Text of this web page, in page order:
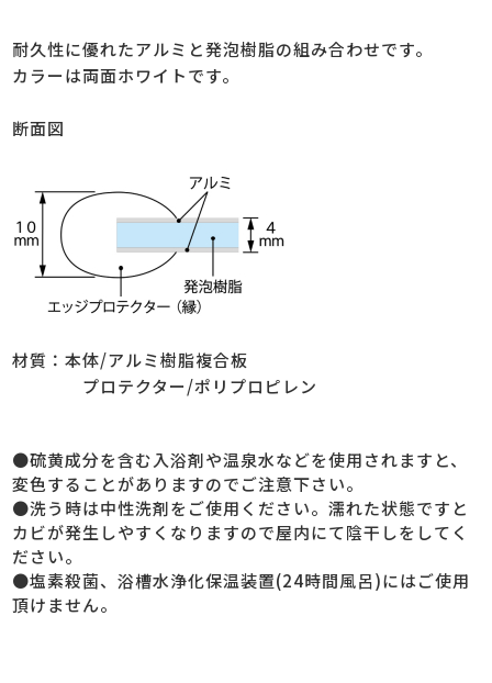
耐久性に優れたアルミと発泡樹脂の組み合わせです。
カラーは両面ホワイトです。
断面図
材質：本体/アルミ樹脂複合板
プロテクター/ポリプロピレン
●硫黄成分を含む入浴剤や温泉水などを使用されますと、
変色することがありますのでご注意下さい。
●洗う時は中性洗剤をご使用ください。濡れた状態ですと
カビが発生しやすくなりますので屋内にて陰干しをしてく
ださい。
●塩素殺菌、浴槽水浄化保温装置(24時間風呂)にはご使用
頂けません。